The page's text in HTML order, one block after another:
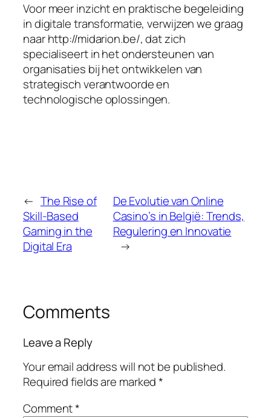
Voor meer inzicht en praktische begeleiding
in digitale transformatie, verwijzen we graag
naar http://midarion.be/, dat zich
specialiseert in het ondersteunen van
organisaties bij het ontwikkelen van
strategisch verantwoorde en
technologische oplossingen.
← The Rise of
Skill-Based
Gaming in the
Digital Era
De Evolutie van Online
Casino’s in België: Trends,
Regulering en Innovatie
→
Comments
Leave a Reply
Your email address will not be published.
Required fields are marked*
Comment*